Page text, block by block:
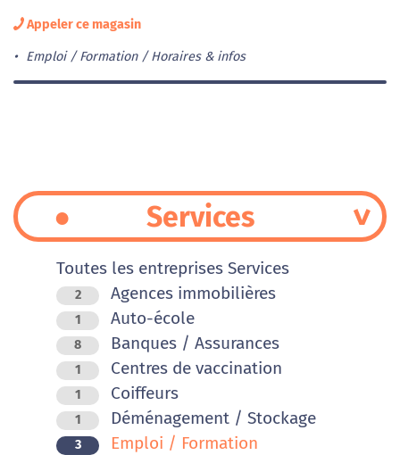
Appeler ce magasin
Emploi / Formation Horaires & infos
Services
Toutes les entreprises Services
2 Agences immobilières
1 Auto-école
8 Banques / Assurances
1 Centres de vaccination
1 Coiffeurs
1 Déménagement / Stockage
3 Emploi / Formation